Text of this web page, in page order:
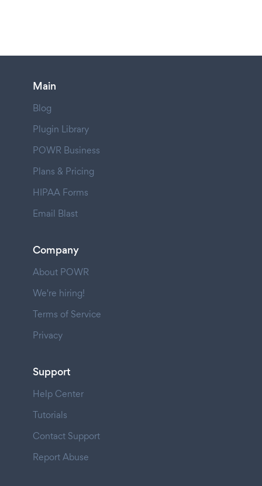
Main
Blog
Plugin Library
POWR Business
Plans & Pricing
HIPAA Forms
Email Blast
Company
About POWR
We're hiring!
Terms of Service
Privacy
Support
Help Center
Tutorials
Contact Support
Report Abuse